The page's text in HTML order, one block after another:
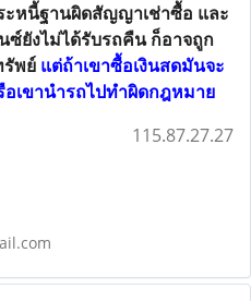
ะหนี้ฐานผิดสัญญาเช่าซื้อ และ
ยังไม่ได้รับรถคืน ก็อาจถูก
พย์ แต่ถ้าเขาซื้อเงินสดมันจะ
เขานำรถไปทำผิดกฎหมาย
115.87.27.27